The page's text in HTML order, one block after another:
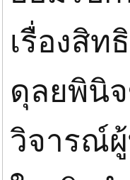
เรื่องสิ
ดุลยพินิ
วิจารณ์